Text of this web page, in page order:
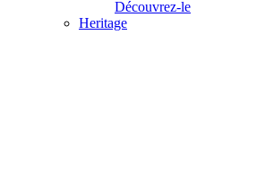
Découvrez-le
Heritage